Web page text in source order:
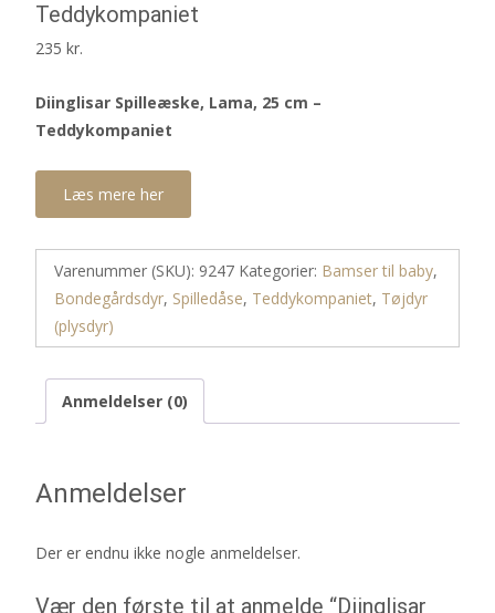
Teddykompaniet
235 kr.
Diinglisar Spilleæske, Lama, 25 cm –
Teddykompaniet
Læs mere her
Varenummer (SKU): 9247 Kategorier: Bamser til baby,
Bondegårdsdyr, Spilledåse, Teddykompaniet, Tøjdyr
(plysdyr)
Anmeldelser (0)
Anmeldelser
Der er endnu ikke nogle anmeldelser.
Vær den første til at anmelde “Diinglisar